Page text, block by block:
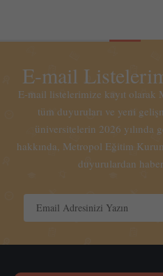
E-mail
E-mail listelerimize kayıt olarak
tüm duyuruları ve yeni
üniversitelerin 2026 yılında
hakkında, Metropol Eğitim
duyurulardan